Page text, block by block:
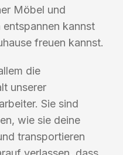
Möbel und
kannst
freuen kannst.
die
unserer
Sie sind
wie sie deine
transportieren